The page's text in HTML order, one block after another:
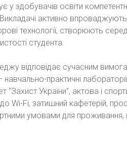
у здобувачів освіти
активно впроваджують
технології, створюють
студента.
відповідає сучасним
практичні
“Захист України”, актова і
Wi-Fi, затишний кафетерій,
умовами для проживання,